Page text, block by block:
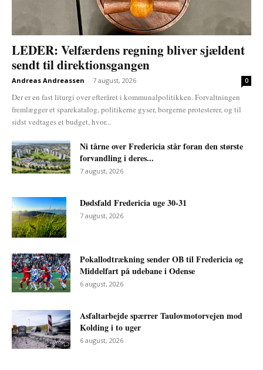
LEDER: Velfærdens regning bliver sjældent
sendt til direktionsgangen
Andreas Andreassen - 7 august, 2026 0
Der er en fast liturgi over efteråret i kommunalpolitikken. Forvaltningen
fremlægger et sparekatalog, politikerne gyser, borgerne protesterer, og til
sidst vedtages et budget, hvor...
Ni tårne over Fredericia står foran den største
forvandling i deres...
7 august, 2026
Dødsfald Fredericia uge 30-31
7 august, 2026
Pokallodtrækning sender OB til Fredericia og
Middelfart på udebane i Odense
6 august, 2026
Asfaltarbejde spærrer Taulovmotorvejen mod
Kolding i to uger
6 august, 2026